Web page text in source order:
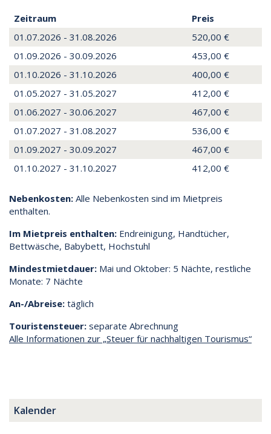
Zeitraum
Preis
01.07.2026 - 31.08.2026
520,00 €
01.09.2026 - 30.09.2026
453,00 €
01.10.2026 - 31.10.2026
400,00 €
01.05.2027 - 31.05.2027
412,00 €
01.06.2027 - 30.06.2027
467,00 €
01.07.2027 - 31.08.2027
536,00 €
01.09.2027 - 30.09.2027
467,00 €
01.10.2027 - 31.10.2027
412,00 €
Nebenkosten: Alle Nebenkosten sind im Mietpreis
enthalten.
Im Mietpreis enthalten: Endreinigung, Handtücher,
Bettwäsche, Babybett, Hochstuhl
Mindestmietdauer: Mai und Oktober: 5 Nächte, restliche
Monate: 7 Nächte
An-/Abreise: täglich
Touristensteuer: separate Abrechnung
Alle Informationen zur „Steuer für nachhaltigen Tourismus“
Kalender